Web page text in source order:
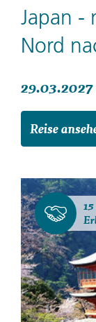
Japan -
Nord
29.03.2027
Reise